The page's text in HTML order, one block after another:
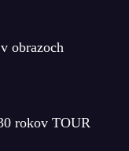
obrazoch
rokov TOUR